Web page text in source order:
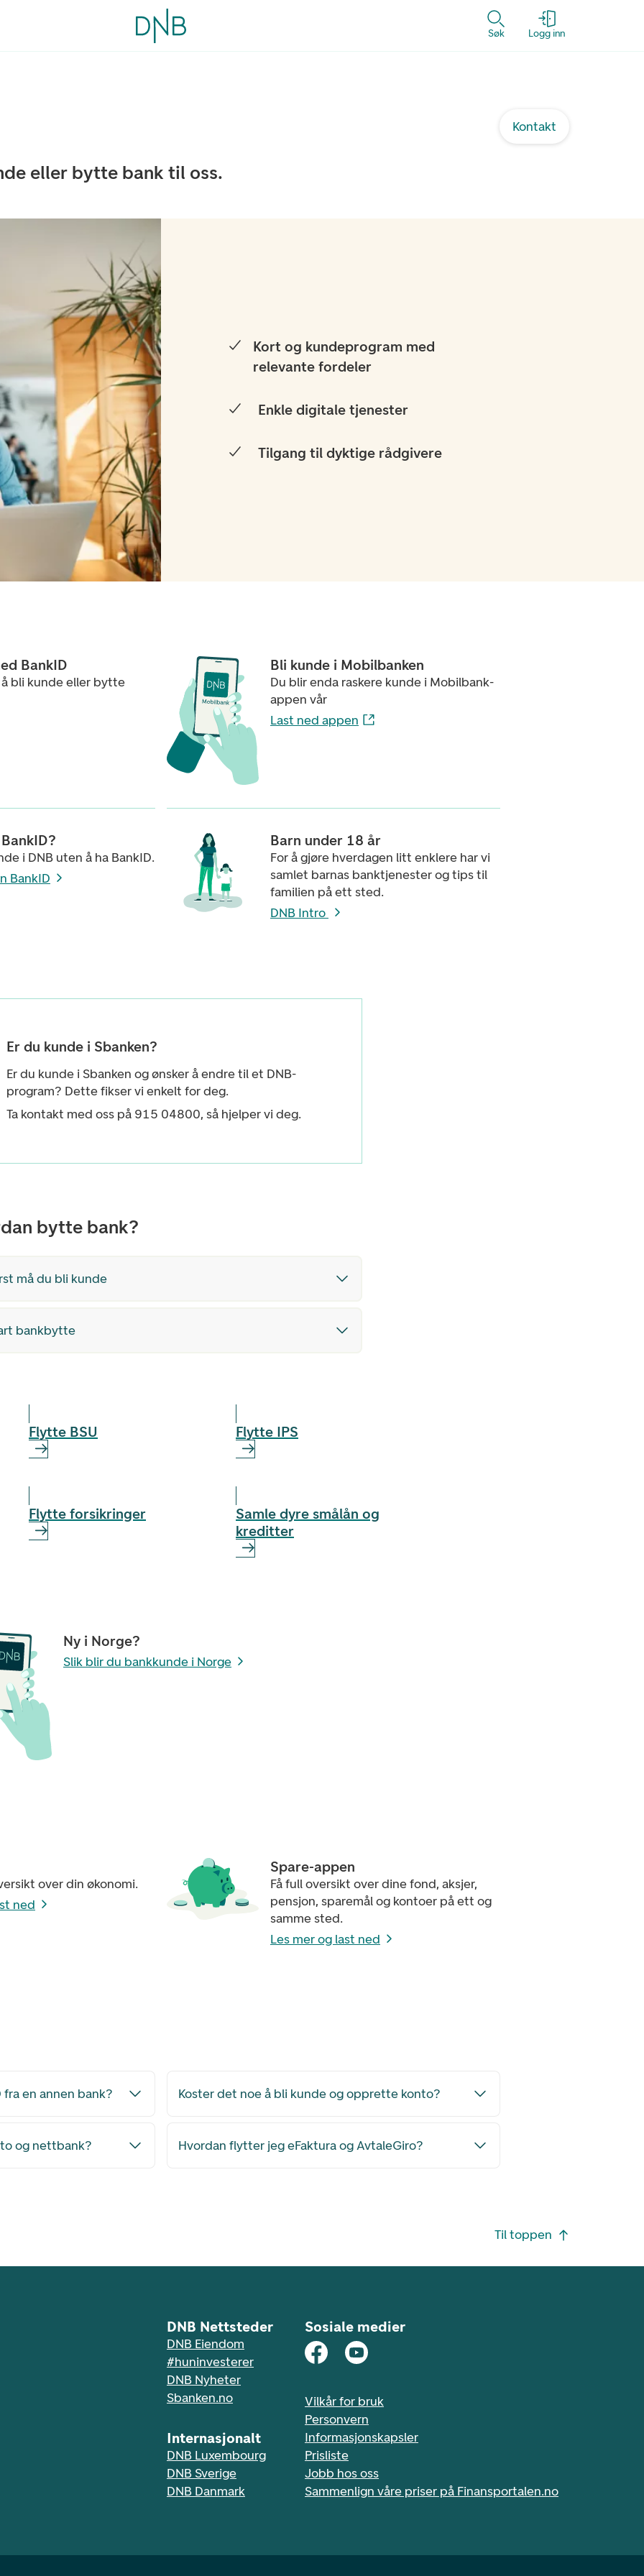
Søk Logg inn
Kontakt
eller bytte bank til oss.
Kort og kundeprogram med
relevante fordeler
Enkle digitale tjenester
Tilgang til dyktige rådgivere
BankID
bli kunde eller bytte
Bli kunde i Mobilbanken
Du blir enda raskere kunde i Mobilbank-
appen vår
Last ned appen
i DNB uten å ha BankID.
BankID
Barn under 18 år
For å gjøre hverdagen litt enklere har vi
samlet barnas banktjenester og tips til
familien på ett sted.
DNB Intro
Er du kunde i Sbanken?
Er du kunde i Sbanken og ønsker å endre til et DNB-
program? Dette fikser vi enkelt for deg.
Ta kontakt med oss på 915 04800, så hjelper vi deg.
bytte bank?
må du bli kunde
bankbytte
Flytte BSU Flytte IPS
Flytte forsikringer
Samle dyre smålån og
kreditter
Ny i Norge?
Slik blir du bankkunde i Norge
over din økonomi.
ned
Spare-appen
Få full oversikt over dine fond, aksjer,
pensjon, sparemål og kontoer på ett og
samme sted.
Les mer og last ned
en annen bank? Koster det noe å bli kunde og opprette konto?
og nettbank? Hvordan flytter jeg eFaktura og AvtaleGiro?
Til toppen
DNB Nettsteder
DNB Eiendom
#huninvesterer
DNB Nyheter
Sbanken.no
Internasjonalt
DNB Luxembourg
DNB Sverige
DNB Danmark
Sosiale medier
Vilkår for bruk
Personvern
Informasjonskapsler
Prisliste
Jobb hos oss
Sammenlign våre priser på Finansportalen.no